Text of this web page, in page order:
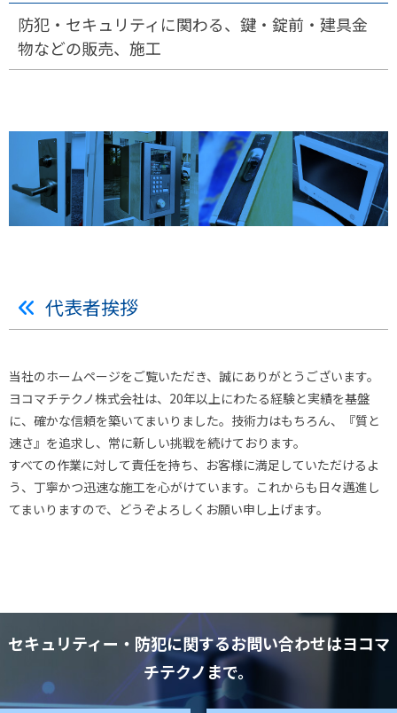
防犯・セキュリティに関わる、鍵・錠前・建具金
物などの販売、施工
代表者挨拶
当社のホームページをご覧いただき、誠にありがとうございます。
ヨコマチテクノ株式会社は、20年以上にわたる経験と実績を基盤
に、確かな信頼を築いてまいりました。技術力はもちろん、『質と
速さ』を追求し、常に新しい挑戦を続けております。
すべての作業に対して責任を持ち、お客様に満足していただけるよ
う、丁寧かつ迅速な施工を心がけています。これからも日々邁進し
てまいりますので、どうぞよろしくお願い申し上げます。
セキュリティー・防犯に関するお問い合わせはヨコマ
チテクノまで。